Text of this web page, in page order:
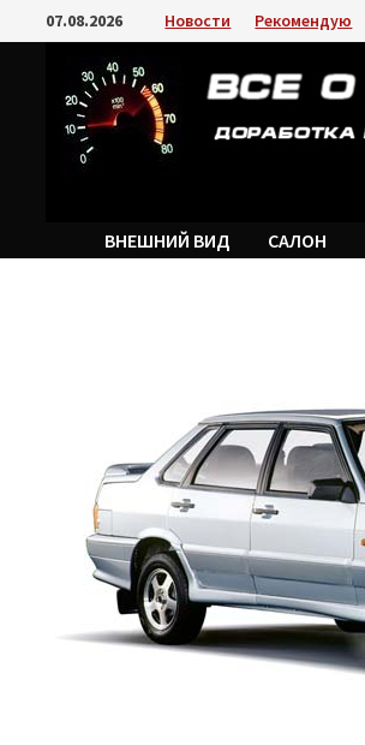
Перейти
к
содержимому
07.08.2026 Новости Рекомендую
ВНЕШНИЙ ВИД САЛОН